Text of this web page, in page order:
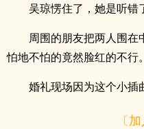
吴琼愣住了，她是听错
周围的朋友把两人围在
怕地不怕的竟然脸红的不行。
婚礼现场因为这个小插
〔